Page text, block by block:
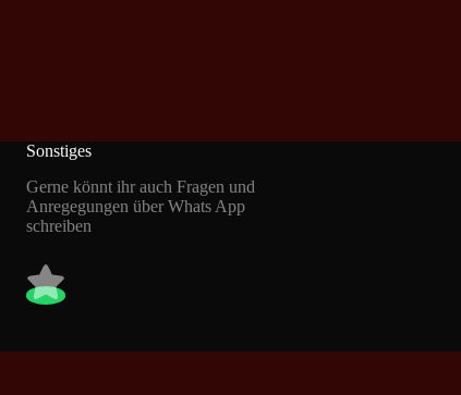
Sonstiges
Gerne könnt ihr auch Fragen und
Anregegungen über Whats App
schreiben